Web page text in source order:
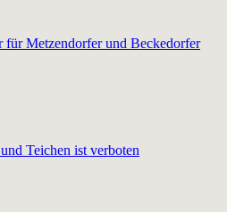
Metzendorfer und Beckedorfer
Teichen ist verboten